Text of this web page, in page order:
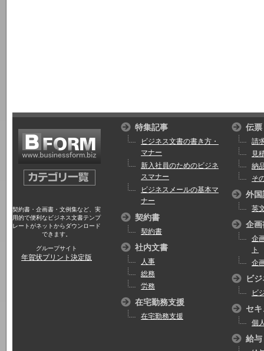
契約書・企画書・文例集など、実
用的で便利なビジネス文書テンプ
レートがネットからダウンロード
できます。
グループサイト
年賀状プリント決定版
特集記事
ビジネス文書の書き方・
マナー
新入社員のためのビジネ
スマナー
ビジネスメールの基本マ
ナー
契約書
契約書
社内文書
人事
総務
労務
在宅勤務支援
在宅勤務支援
伝票
請
見
納
そ
外国
英
企画
企
ト
企
ビ
ビ
セ
個
給与